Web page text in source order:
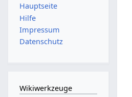
Hauptseite
Hilfe
Impressum
Datenschutz
Wikiwerkzeuge